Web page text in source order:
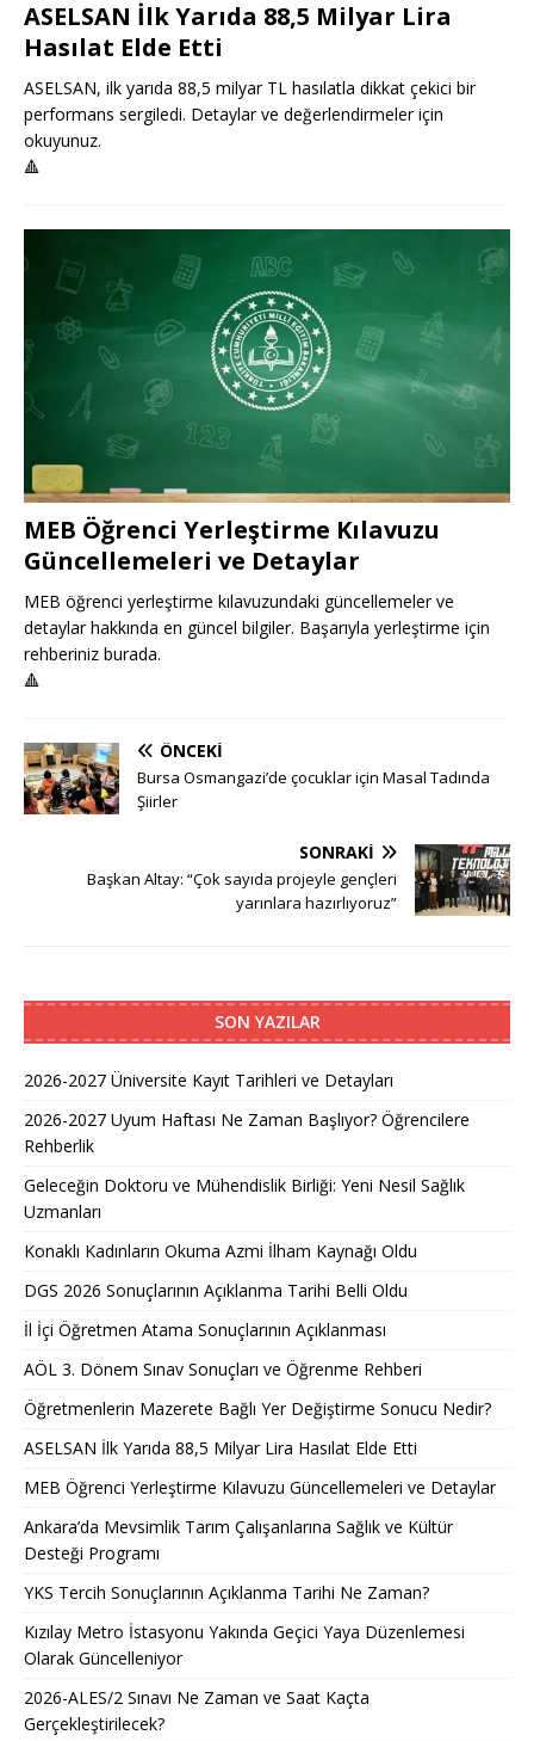
ASELSAN İlk Yarıda 88,5 Milyar Lira
Hasılat Elde Etti
ASELSAN, ilk yarıda 88,5 milyar TL hasılatla dikkat çekici bir
performans sergiledi. Detaylar ve değerlendirmeler için
okuyunuz.
🔺
MEB Öğrenci Yerleştirme Kılavuzu
Güncellemeleri ve Detaylar
MEB öğrenci yerleştirme kılavuzundaki güncellemeler ve
detaylar hakkında en güncel bilgiler. Başarıyla yerleştirme için
rehberiniz burada.
🔺
ÖNCEKI
Bursa Osmangazi’de çocuklar için Masal Tadında
Şiirler
SONRAKI
Başkan Altay: “Çok sayıda projeyle gençleri
yarınlara hazırlıyoruz”
SON YAZILAR
2026-2027 Üniversite Kayıt Tarihleri ve Detayları
2026-2027 Uyum Haftası Ne Zaman Başlıyor? Öğrencilere
Rehberlik
Geleceğin Doktoru ve Mühendislik Birliği: Yeni Nesil Sağlık
Uzmanları
Konaklı Kadınların Okuma Azmi İlham Kaynağı Oldu
DGS 2026 Sonuçlarının Açıklanma Tarihi Belli Oldu
İl İçi Öğretmen Atama Sonuçlarının Açıklanması
AÖL 3. Dönem Sınav Sonuçları ve Öğrenme Rehberi
Öğretmenlerin Mazerete Bağlı Yer Değiştirme Sonucu Nedir?
ASELSAN İlk Yarıda 88,5 Milyar Lira Hasılat Elde Etti
MEB Öğrenci Yerleştirme Kılavuzu Güncellemeleri ve Detaylar
Ankara’da Mevsimlik Tarım Çalışanlarına Sağlık ve Kültür
Desteği Programı
YKS Tercih Sonuçlarının Açıklanma Tarihi Ne Zaman?
Kızılay Metro İstasyonu Yakında Geçici Yaya Düzenlemesi
Olarak Güncelleniyor
2026-ALES/2 Sınavı Ne Zaman ve Saat Kaçta
Gerçekleştirilecek?